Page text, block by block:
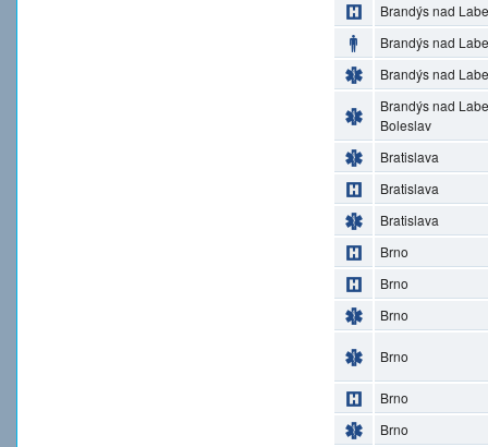
Brandýs nad
Brandýs nad
Brandýs nad
Brandýs nad
Boleslav
Bratislava
Bratislava
Bratislava
Brno
Brno
Brno
Brno
Brno
Brno